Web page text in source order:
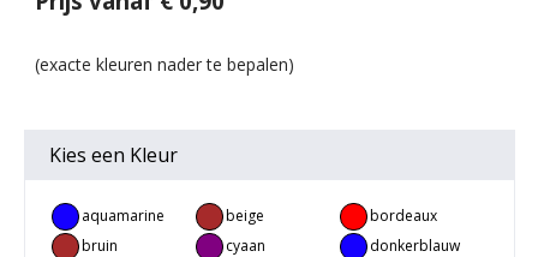
Kies een Kleur
aquamarine beige
bordeaux
rood
bruin cyaan
donkerblauw